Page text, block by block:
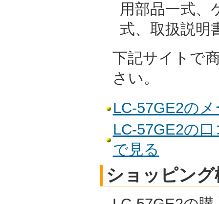
用部品一式、
式、取扱説明
下記サイトで
さい。
LC-57GE2の
LC-57GE2の
で見る
ショッピング